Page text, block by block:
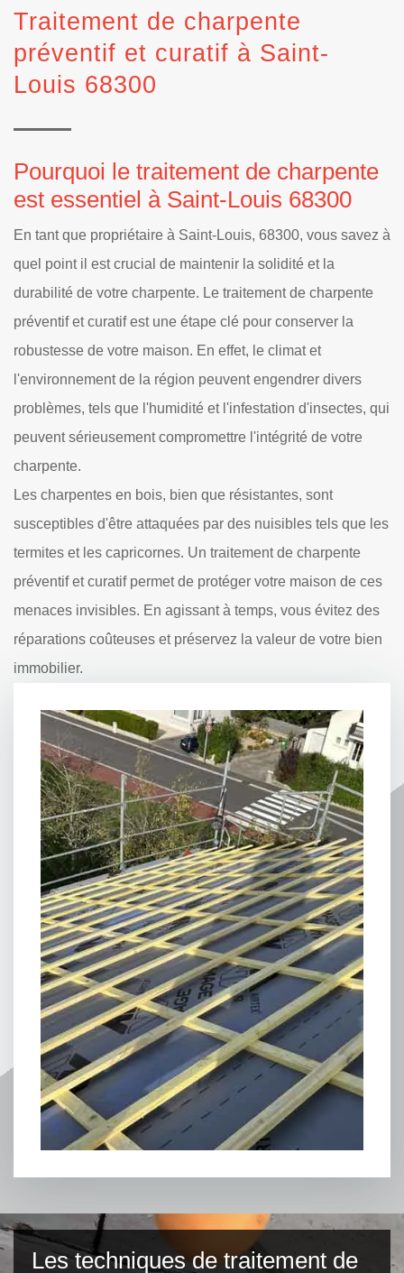
Traitement de charpente
préventif et curatif à Saint-
Louis 68300
Pourquoi le traitement de charpente
est essentiel à Saint-Louis 68300
En tant que propriétaire à Saint-Louis, 68300, vous savez à
quel point il est crucial de maintenir la solidité et la
durabilité de votre charpente. Le traitement de charpente
préventif et curatif est une étape clé pour conserver la
robustesse de votre maison. En effet, le climat et
l'environnement de la région peuvent engendrer divers
problèmes, tels que l'humidité et l'infestation d'insectes, qui
peuvent sérieusement compromettre l'intégrité de votre
charpente.
Les charpentes en bois, bien que résistantes, sont
susceptibles d'être attaquées par des nuisibles tels que les
termites et les capricornes. Un traitement de charpente
préventif et curatif permet de protéger votre maison de ces
menaces invisibles. En agissant à temps, vous évitez des
réparations coûteuses et préservez la valeur de votre bien
immobilier.
Les techniques de traitement de